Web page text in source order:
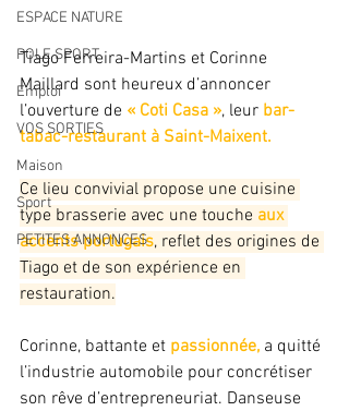
ESPACE NATURE
POLE SPORT
Emploi
VOS SORTIES
Maison
Sport
PETITES ANNONCES
Tiago Ferreira-Martins et Corinne
Maillard sont heureux d’annoncer
l’ouverture de « Coti Casa », leur bar-
tabac-restaurant à Saint-Maixent.
Ce lieu convivial propose une cuisine
type brasserie avec une touche aux
accents portugais, reflet des origines de
Tiago et de son expérience en
restauration.
Corinne, battante et passionnée, a quitté
l’industrie automobile pour concrétiser
son rêve d’entrepreneuriat. Danseuse